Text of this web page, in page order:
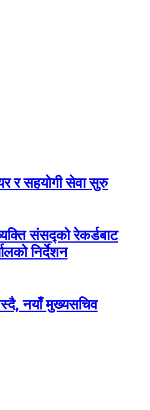
र सहयोगी सेवा सुरु
संसद्को रेकर्डबाट
निर्देशन
नयाँ मुख्यसचिव